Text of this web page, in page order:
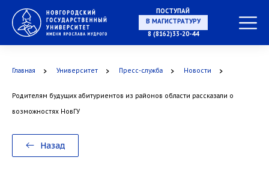
ПОСТУПАЙ
В МАГИСТРАТУРУ
8 (8162)33-20-44
Главная Университет Пресс-служба Новости
Родителям будущих абитуриентов из районов области рассказали о
возможностях НовГУ
Назад